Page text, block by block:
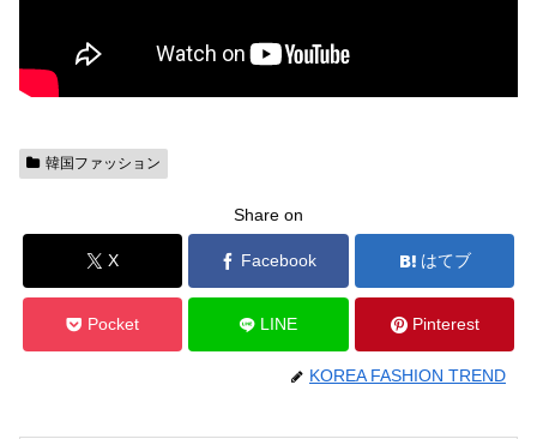
韓国ファッション
Share on
X Facebook はてブ
Pocket LINE Pinterest
KOREA FASHION TREND